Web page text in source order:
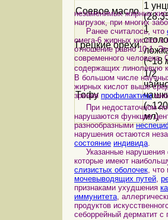
Соевое масло
1
Грецкие орехи
1
(~18
Тофу
1/2
(~120
мл)
незаменимых жирных
нагрузок, при многих
Ранее считалось, что
омега-6 жирных кислот к
отношение равно 10:1.
современного человека.
содержащих линолевую
В большом числе
жирных кислот выше
зрения профилактики
При недостаточном
нарушаются функции
разнообразными
нарушения остаются
состояние индивида.
Указанные нарушения
которые имеют
слизистых оболочек, что
мочевыводящих путей,
признаками ухудшения
иммунитета,
продуктов
себоррейный дерматит